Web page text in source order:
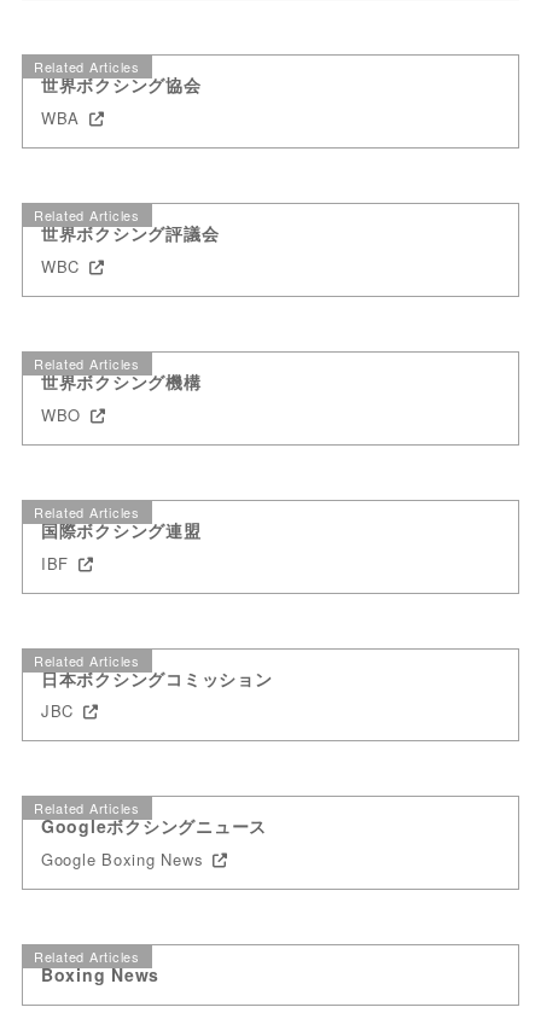
Related Articles
世界ボクシング協会
WBA
Related Articles
世界ボクシング評議会
WBC
Related Articles
世界ボクシング機構
WBO
Related Articles
国際ボクシング連盟
IBF
Related Articles
日本ボクシングコミッション
JBC
Related Articles
Googleボクシングニュース
Google Boxing News
Related Articles
Boxing News